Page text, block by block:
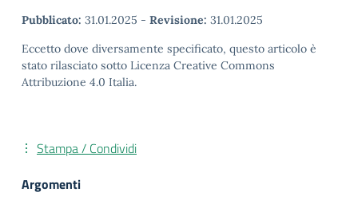
Pubblicato: 31.01.2025 - Revisione: 31.01.2025
Eccetto dove diversamente specificato, questo articolo è
stato rilasciato sotto Licenza Creative Commons
Attribuzione 4.0 Italia.
Stampa / Condividi
Argomenti